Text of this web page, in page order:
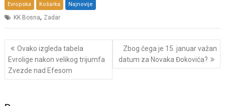
Evropska Košarka Najnovije
KK Bosna, Zadar
Post
navigation
Ovako izgleda tabela
Evrolige nakon velikog trijumfa
Zvezde nad Efesom
Zbog čega je 15. januar važan
datum za Novaka Đokovića?